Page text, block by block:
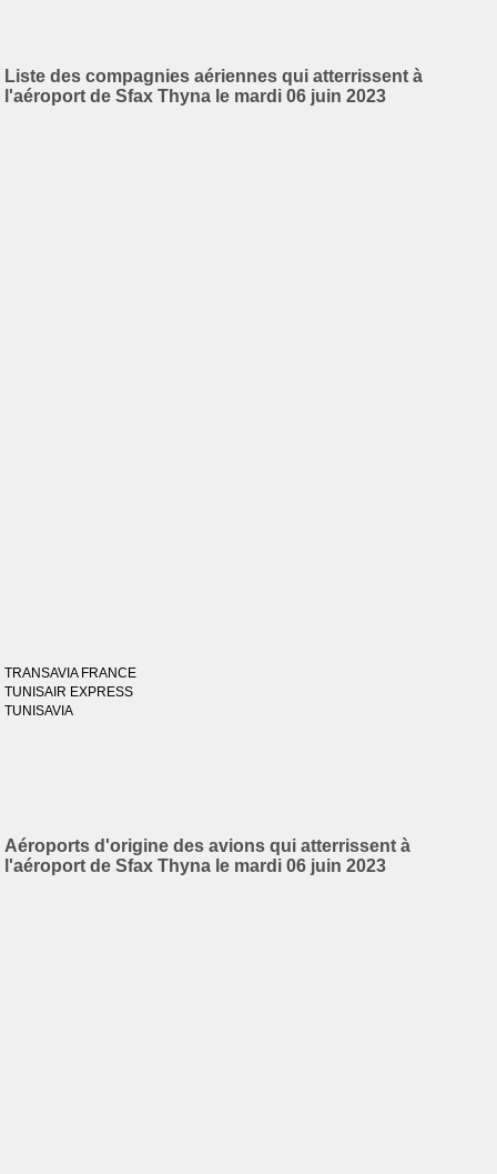
Liste des compagnies aériennes qui atterrissent à
l'aéroport de Sfax Thyna le mardi 06 juin 2023
TRANSAVIA FRANCE
TUNISAIR EXPRESS
TUNISAVIA
Aéroports d'origine des avions qui atterrissent à
l'aéroport de Sfax Thyna le mardi 06 juin 2023